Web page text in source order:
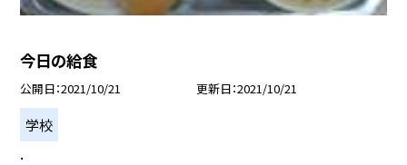
今日の給食
公開日 2021/10/21 更新日 2021/10/21
学校
.